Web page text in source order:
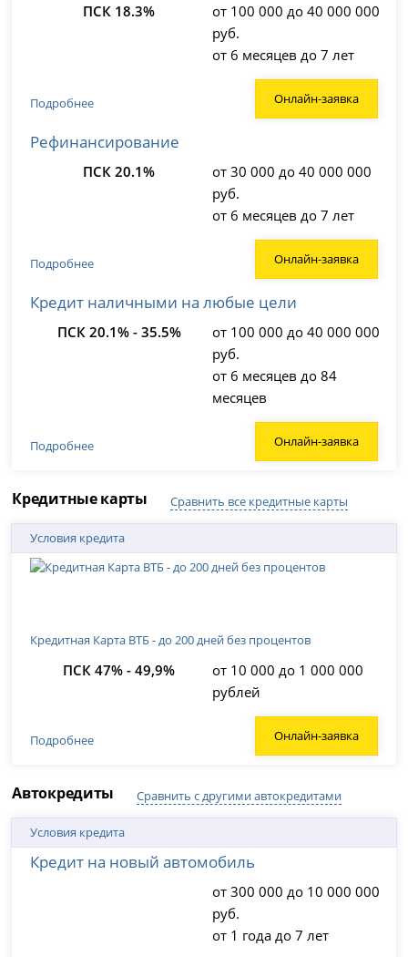
ПСК 18.3%
от 100 000 до 40 000 000
руб.
от 6 месяцев до 7 лет
Подробнее Онлайн-заявка
Рефинансирование
ПСК 20.1%
от 30 000 до 40 000 000
руб.
от 6 месяцев до 7 лет
Подробнее Онлайн-заявка
Кредит наличными на любые цели
ПСК 20.1% - 35.5%
от 100 000 до 40 000 000
руб.
от 6 месяцев до 84
месяцев
Подробнее Онлайн-заявка
Кредитные карты Сравнить все кредитные карты
Условия кредита
Кредитная Карта ВТБ - до 200 дней без процентов
ПСК 47% - 49,9%
от 10 000 до 1 000 000
рублей
Подробнее Онлайн-заявка
Автокредиты Сравнить с другими автокредитами
Условия кредита
Кредит на новый автомобиль
от 300 000 до 10 000 000
руб.
от 1 года до 7 лет